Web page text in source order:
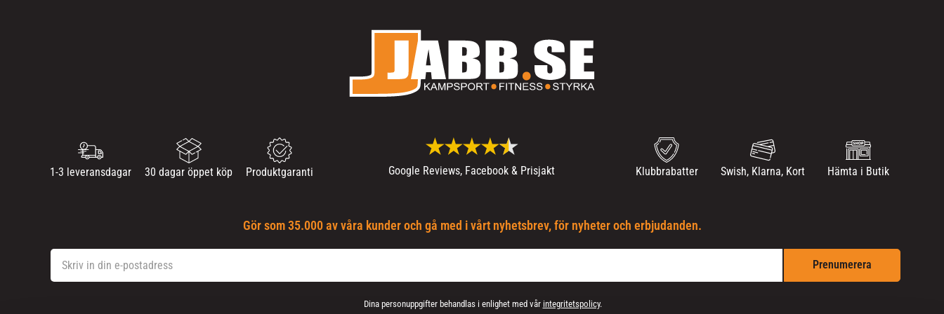
1-3 leveransdagar 30 dagar öppet köp Produktgaranti Google Reviews, Facebook & Prisjakt Klubbrabatter Swish, Klarna, Kort Hämta i Butik
Gör som 35.000 av våra kunder och gå med i vårt nyhetsbrev, för nyheter och erbjudanden.
Prenumerera
Dina personuppgifter behandlas i enlighet med vår integritetspolicy.